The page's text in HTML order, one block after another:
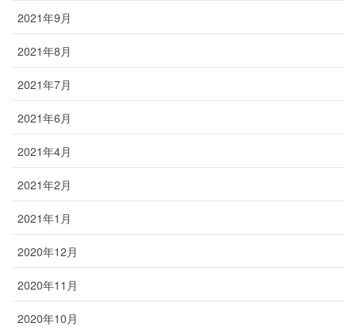
2021年9月
2021年8月
2021年7月
2021年6月
2021年4月
2021年2月
2021年1月
2020年12月
2020年11月
2020年10月